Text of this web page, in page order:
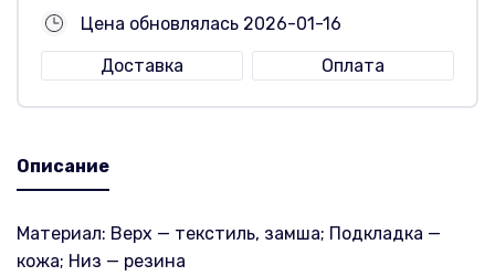
Цена обновлялась 2026-01-16
Доставка
Оплата
Описание
Материал: Верх — текстиль, замша; Подкладка —
кожа; Низ — резина